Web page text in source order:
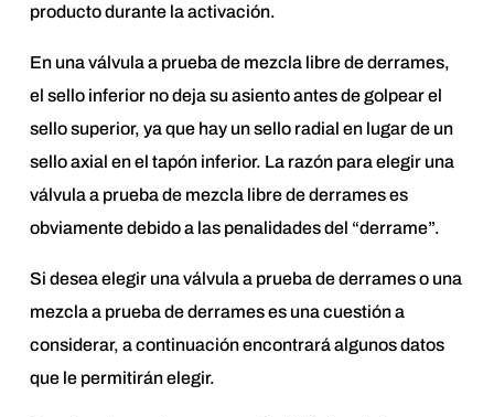
producto durante la activación.
En una válvula a prueba de mezcla libre de derrames,
el sello inferior no deja su asiento antes de golpear el
sello superior, ya que hay un sello radial en lugar de un
sello axial en el tapón inferior. La razón para elegir una
válvula a prueba de mezcla libre de derrames es
obviamente debido a las penalidades del “derrame”.
Si desea elegir una válvula a prueba de derrames o una
mezcla a prueba de derrames es una cuestión a
considerar, a continuación encontrará algunos datos
que le permitirán elegir.